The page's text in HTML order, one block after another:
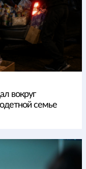
вокруг
семье